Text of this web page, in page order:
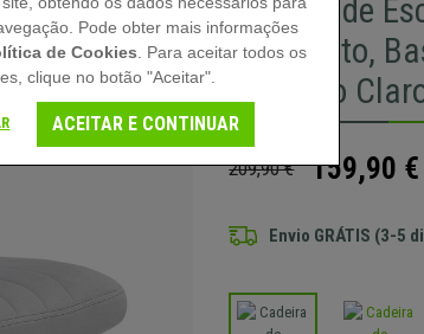
Cadeira de
Compacto,
Cinzento
209,90 € 159,90 €
Envio GRÁTIS (3-5
Pode obter mais informações
de Cookies . Para aceitar todos os
clique no botão "Aceitar".
ACEITAR E CONTINUAR